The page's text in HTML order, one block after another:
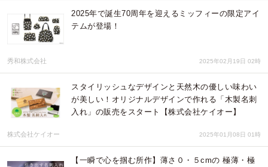
2025年で誕生70周年を迎えるミッフィーの限定アイ
テムが登場！
秀和株式会社 2025年02月19日 02時
スタイリッシュなデザインと天然木の優しい味わい
が美しい！オリジナルデザインで作れる「木製名刺
入れ」の販売をスタート【株式会社ケイオー】
株式会社ケイオー 2025年01月08日 01時
【一瞬で心を掴む所作】薄さ０・５cmの 極薄・極